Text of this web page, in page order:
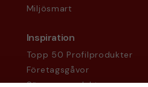
Miljösmart
Inspiration
Topp 50 Profilprodukter
Företagsgåvor
Säsongsprodukter